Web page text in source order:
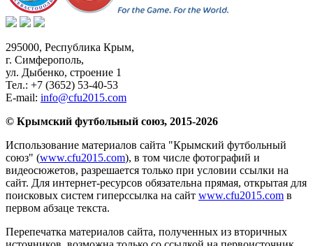
295000, Республика Крым,
г. Симферополь,
ул. Дыбенко, строение 1
Тел.: +7 (3652) 53-40-53
E-mail: info@cfu2015.com
© Крымский футбольный союз, 2015-2026
Использование материалов сайта "Крымский футбольный
союз" (www.cfu2015.com), в том числе фотографий и
видеосюжетов, разрешается только при условии ссылки на
сайт. Для интернет-ресурсов обязательна прямая, открытая для
поисковых систем гиперссылка на сайт www.cfu2015.com в
первом абзаце текста.
Перепечатка материалов сайта, полученных из вторичных